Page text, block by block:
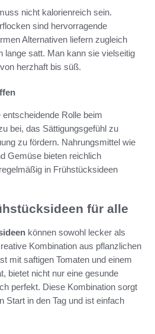
nicht kalorienreich sein.
sind hervorragende
Alternativen liefern zugleich
lange satt. Man kann sie vielseitig
herzhaft bis süß.
entscheidende Rolle beim
bei, das Sättigungsgefühl zu
zu fördern. Nahrungsmittel wie
Gemüse bieten reichlich
in Frühstücksideen
für alle
können sowohl lecker als
Kombination aus pflanzlichen
mit saftigen Tomaten und einem
bietet nicht nur eine gesunde
perfekt. Diese Kombination sorgt
Start in den Tag und ist einfach